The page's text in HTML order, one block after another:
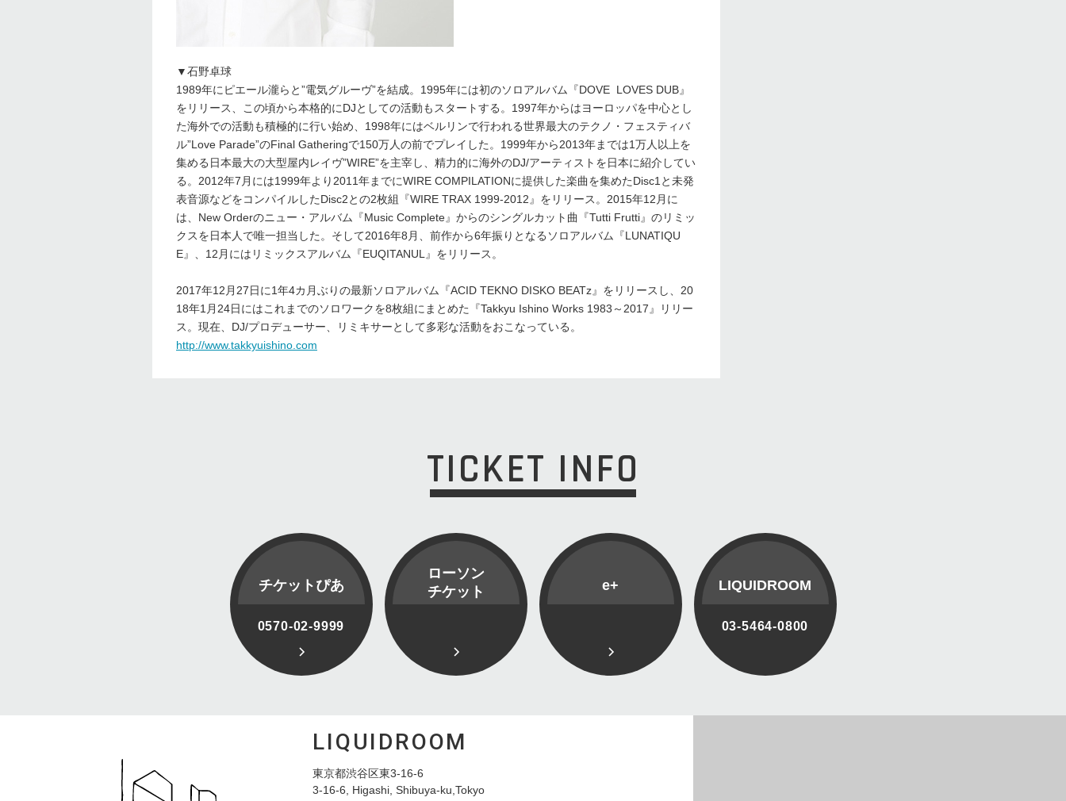
▼石野卓球
1989年にピエール瀧らと”電気グルーヴ”を結成。1995年には初のソロアルバム『DOVE LOVES DUB』
をリリース、この頃から本格的にDJとしての活動もスタートする。1997年からはヨーロッパを中心とし
た海外での活動も積極的に行い始め、1998年にはベルリンで行われる世界最大のテクノ・フェスティバ
ル”Love Parade”のFinal Gatheringで150万人の前でプレイした。1999年から2013年までは1万人以上を
集める日本最大の大型屋内レイヴ”WIRE”を主宰し、精力的に海外のDJ/アーティストを日本に紹介してい
る。2012年7月には1999年より2011年までにWIRE COMPILATIONに提供した楽曲を集めたDisc1と未発
表音源などをコンパイルしたDisc2との2枚組『WIRE TRAX 1999-2012』をリリース。2015年12月に
は、New Orderのニュー・アルバム『Music Complete』からのシングルカット曲『Tutti Frutti』のリミッ
クスを日本人で唯一担当した。そして2016年8月、前作から6年振りとなるソロアルバム『LUNATIQU
E』、12月にはリミックスアルバム『EUQITANUL』をリリース。
2017年12月27日に1年4カ月ぶりの最新ソロアルバム『ACID TEKNO DISKO BEATz』をリリースし、20
18年1月24日にはこれまでのソロワークを8枚組にまとめた『Takkyu Ishino Works 1983～2017』リリー
ス。現在、DJ/プロデューサー、リミキサーとして多彩な活動をおこなっている。
http://www.takkyuishino.com
TICKET INFO
チケットぴあ
0570-02-9999
ローソン
チケット
e+ LIQUIDROOM
03-5464-0800
LIQUIDROOM
東京都渋谷区東3-16-6
3-16-6, Higashi, Shibuya-ku,Tokyo